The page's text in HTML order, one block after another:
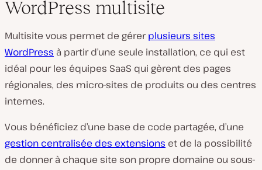
WordPress multisite
Multisite vous permet de gérerplusieurs sites
WordPress à partir d’une seule installation, ce qui est
idéal pour les équipes SaaS qui gèrent des pages
régionales, des micro-sites de produits ou des centres
internes.
Vous bénéficiez d’une base de code partagée, d’une
gestion centralisée des extensions et de la possibilité
de donner à chaque site son propre domaine ou sous-